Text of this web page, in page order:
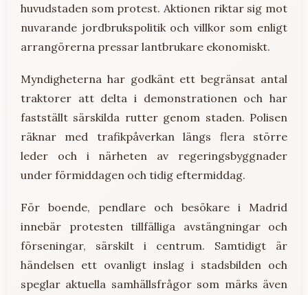
huvudstaden som protest. Aktionen riktar sig mot
nuvarande jordbrukspolitik och villkor som enligt
arrangörerna pressar lantbrukare ekonomiskt.
Myndigheterna har godkänt ett begränsat antal
traktorer att delta i demonstrationen och har
fastställt särskilda rutter genom staden. Polisen
räknar med trafikpåverkan längs flera större
leder och i närheten av regeringsbyggnader
under förmiddagen och tidig eftermiddag.
För boende, pendlare och besökare i Madrid
innebär protesten tillfälliga avstängningar och
förseningar, särskilt i centrum. Samtidigt är
händelsen ett ovanligt inslag i stadsbilden och
speglar aktuella samhällsfrågor som märks även